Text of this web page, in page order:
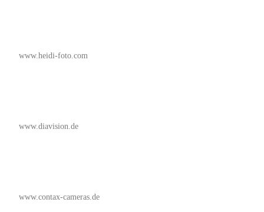
www.heidi-foto.com
www.diavision.de
www.contax-cameras.de